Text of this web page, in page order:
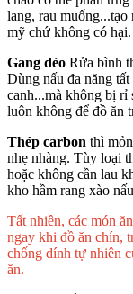
lang, rau muống...tạo
mỹ chứ không có hại.
Gang dẻo Rửa bình
Dùng nấu đa năng
canh...mà không bị rỉ
luôn không để đồ ăn
Thép carbon thì
nhẹ nhàng. Tùy loại
hoặc không cần lau
kho hầm rang xào
Tất nhiên, các món
ngay khi đồ ăn chín,
chống dính tự nhiên
ăn.